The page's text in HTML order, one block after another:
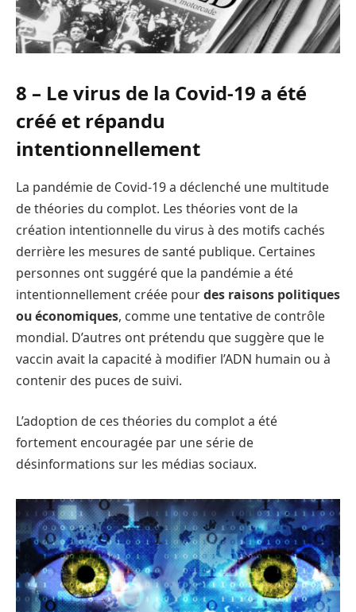
8 – Le virus de la Covid-19 a été
créé et répandu
intentionnellement
La pandémie de Covid-19 a déclenché une multitude
de théories du complot. Les théories vont de la
création intentionnelle du virus à des motifs cachés
derrière les mesures de santé publique. Certaines
personnes ont suggéré que la pandémie a été
intentionnellement créée pourdes raisons politiques
ou économiques, comme une tentative de contrôle
mondial. D’autres ont prétendu que suggère que le
vaccin avait la capacité à modifier l’ADN humain ou à
contenir des puces de suivi.
L’adoption de ces théories du complot a été
fortement encouragée par une série de
désinformations sur les médias sociaux.